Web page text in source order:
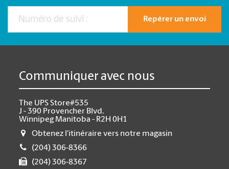
Repérer un envoi
Communiquer avec nous
The UPS Store#535
J - 390 Provencher Blvd.
Winnipeg Manitoba - R2H 0H1
Obtenez l'itinéraire vers notre magasin
(204) 306-8366
(204) 306-8367